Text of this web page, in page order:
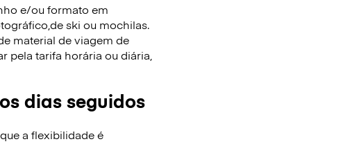
e/ou formato em
ski ou mochilas.
material de viagem de
pela tarifa horária ou diária,
dias seguidos
a flexibilidade é